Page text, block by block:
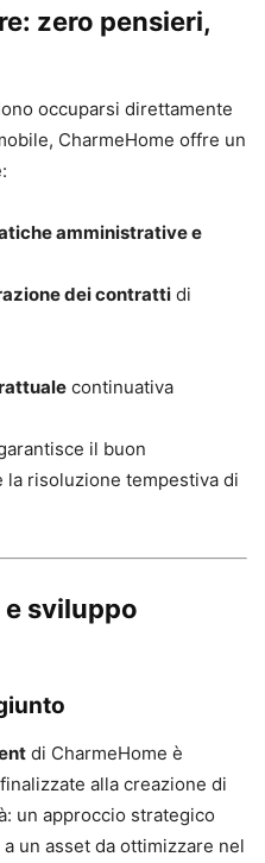
zero pensieri,
occuparsi direttamente
CharmeHome offre un
amministrative e
dei contratti di
continuativa
il buon
la risoluzione tempestiva di
sviluppo
di CharmeHome è
alla creazione di
un approccio strategico
un asset da ottimizzare nel